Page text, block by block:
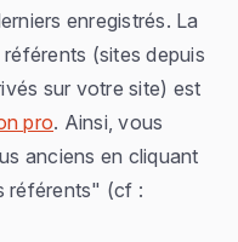
enregistrés. La
référents (sites depuis
sur votre site) est
pro. Ainsi, vous
anciens en cliquant
référents" (cf :